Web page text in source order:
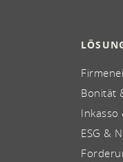
Bonität
Inkasso
ESG &